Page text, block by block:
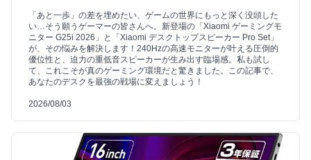
「あと一歩」の差を埋めたい、ゲームの世界にもっと深く没頭した
い…そう願うゲーマーの皆さんへ。新登場の「Xiaomi ゲーミングモ
ニター G25i 2026」と「Xiaomi デスクトップスピーカー Pro Set」
が、その悩みを解決します！240Hzの高速モニターが叶える圧倒的
優位性と、迫力の重低音スピーカーが生み出す臨場感。私も試し
て、これこそが真のゲーミング環境だと驚きました。この記事で、
あなたのデスクを最強の戦場に変えましょう！
2026/08/03